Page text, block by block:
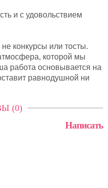
и с удовольствием
конкурсы или тосты.
которой мы
работа основывается на
равнодушной ни
(0)
Написать